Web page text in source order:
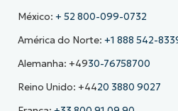
México: + 52 800-099-0732
América do Norte: +1 888 542-
Alemanha: +4930-76758700
Reino Unido: +4420 3880 9027